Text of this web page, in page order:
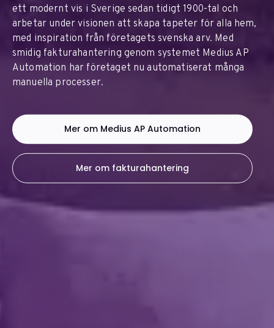
ett modernt vis i Sverige sedan tidigt 1900-tal och
arbetar under visionen att skapa tapeter för alla hem,
med inspiration från företagets svenska arv. Med
smidig fakturahantering genom systemet Medius AP
Automation har företaget nu automatiserat många
manuella processer.
Mer om Medius AP Automation
Mer om fakturahantering